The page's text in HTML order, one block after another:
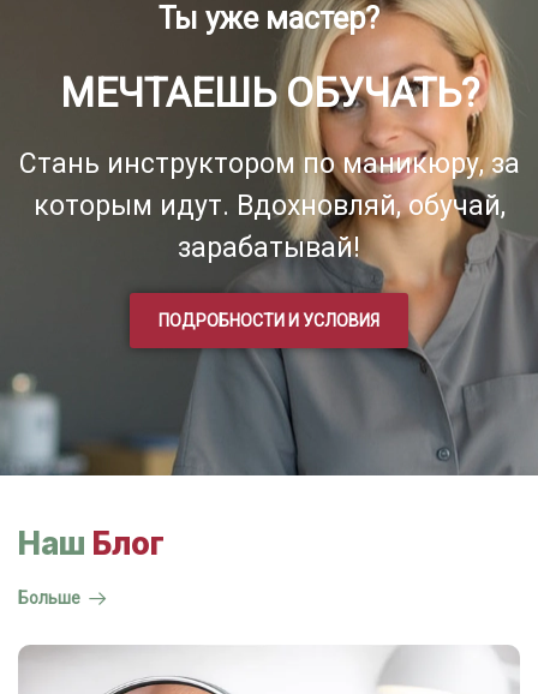
Ты уже мастер?
МЕЧТАЕШЬ ОБУЧАТЬ?
Стань инструктором по маникюру, за
которым идут. Вдохновляй, обучай,
зарабатывай!
ПОДРОБНОСТИ И УСЛОВИЯ
Наш Блог
Больше